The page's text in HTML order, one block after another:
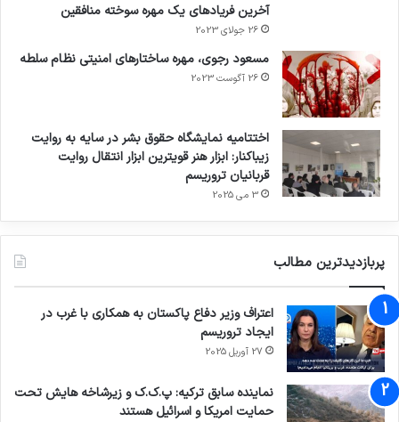
آخرین فریادهای یک مهره سوخته منافقین
26 جولای 2023
مسعود رجوی، مهره ساختارهای امنیتی نظام سلطه
26 آگوست 2023
اختتامیه نمایشگاه حقوق بشر در سایه به روایت
زیباکنار: ابزار هنر قویترین ابزار انتقال روایت
قربانیان تروریسم
3 می 2025
پربازدیدترین مطالب
اعتراف وزیر دفاع پاکستان به همکاری با غرب در
ایجاد تروریسم
27 آوریل 2025
نماینده سابق ترکیه: پ.ک.ک و زیرشاخه هایش تحت
حمایت امریکا و اسرائیل هستند